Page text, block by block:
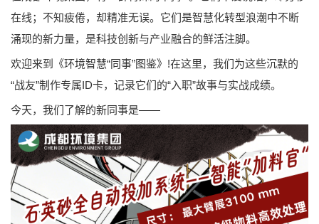
在线；不知疲倦，却精准无误。它们是智慧化转型浪潮中不断
涌现的新力量，是科技创新与产业融合的鲜活注脚。
欢迎来到《环境智慧“同事”图鉴》!在这里，我们为这些沉默的
“战友”制作专属ID卡，记录它们的“入职”故事与实战成绩。
今天，我们了解的新同事是——